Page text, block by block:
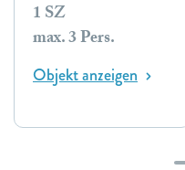
1 SZ
max. 3 Pers.
Objekt anzeigen